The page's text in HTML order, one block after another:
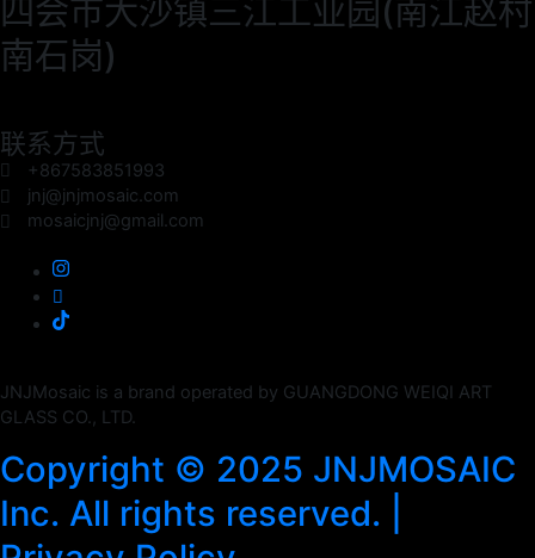
四会市大沙镇三江工业园(南江赵村
南石岗)
联系方式
+867583851993
jnj@jnjmosaic.com
mosaicjnj@gmail.com
JNJMosaic is a brand operated by GUANGDONG WEIQI ART
GLASS CO., LTD.
Copyright © 2025 JNJMOSAIC
Inc. All rights reserved. |